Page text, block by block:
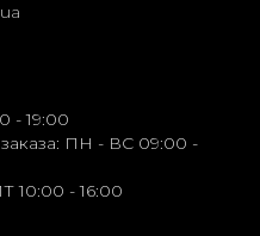
- 19:00
ПН - ВС 09:00 -
10:00 - 16:00